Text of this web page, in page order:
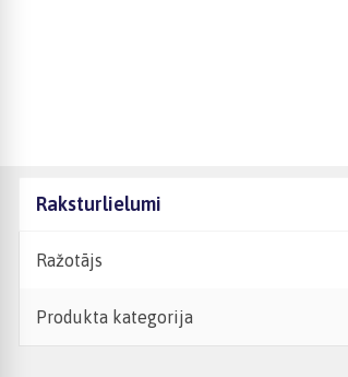
Raksturlielumi
Ražotājs
Produkta kategorija